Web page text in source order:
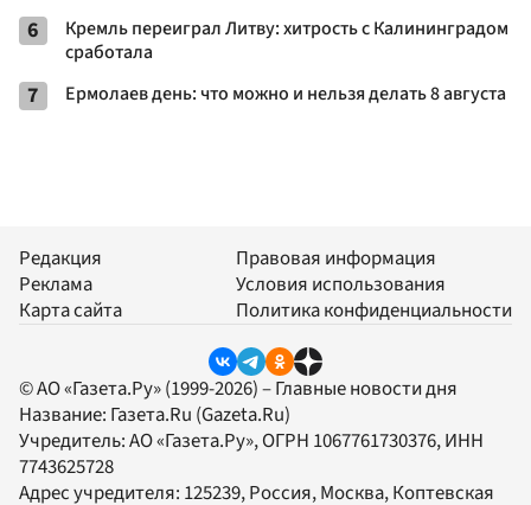
6
Кремль переиграл Литву: хитрость с Калининградом
сработала
7 Ермолаев день: что можно и нельзя делать 8 августа
Редакция
Реклама
Карта сайта
Правовая информация
Условия использования
Политика конфиденциальности
© АО «Газета.Ру» (1999-2026) – Главные новости дня
Название: Газета.Ru (Gazeta.Ru)
Учредитель:АО «Газета.Ру», ОГРН 1067761730376, ИНН
7743625728
Адрес учредителя: 125239, Россия, Москва, Коптевская